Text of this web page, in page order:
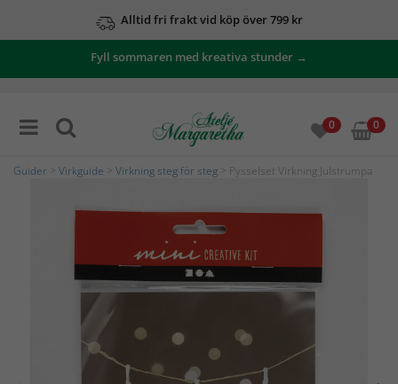
Alltid fri frakt vid köp över 799 kr
Fyll sommaren med kreativa stunder →
0 0
Guider Virkguide Virkning steg för steg > Pysselset Virkning Julstrumpa